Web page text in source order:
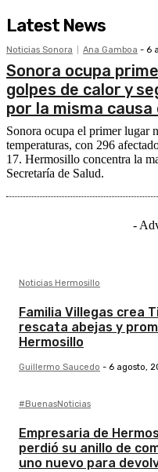
Latest News
Noticias Sonora Ana Gamboa - 6
Sonora ocupa
golpes de calor y
por la misma causa
Sonora ocupa el primer lugar
temperaturas, con 296
17. Hermosillo concentra la
Secretaría de Salud.
-
Noticias Hermosillo
Familia Villegas crea
rescata abejas y
Hermosillo
Guillermo Saucedo - 6 agosto,
#BuenasNoticias
Empresaria de
perdió su anillo de
uno nuevo para